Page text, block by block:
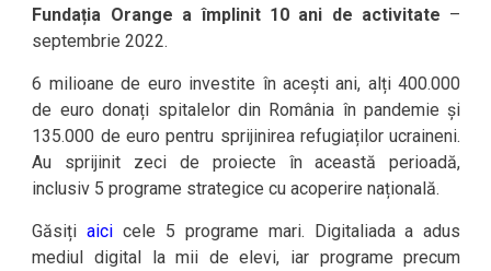
Fundația Orange a împlinit 10 ani de activitate –
septembrie 2022.
6 milioane de euro investite în acești ani, alți 400.000
de euro donați spitalelor din România în pandemie și
135.000 de euro pentru sprijinirea refugiaților ucraineni.
Au sprijinit zeci de proiecte în această perioadă,
inclusiv 5 programe strategice cu acoperire națională.
Găsițiaici cele 5 programe mari. Digitaliada a adus
mediul digital la mii de elevi, iar programe precum